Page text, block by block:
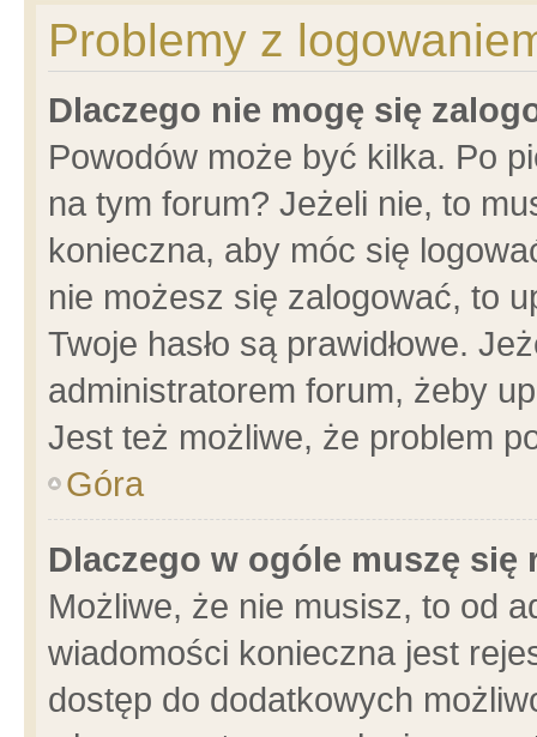
Problemy z
Dlaczego nie mogę się
Powodów może być kilka. Po
na tym forum? Jeżeli nie, to
konieczna, aby móc się
nie możesz się zalogować, to
Twoje hasło są prawidłowe.
administratorem forum, żeby
Jest też możliwe, że problem
Góra
Dlaczego w ogóle muszę się
Możliwe, że nie musisz, to od
wiadomości konieczna jest
dostęp do dodatkowych